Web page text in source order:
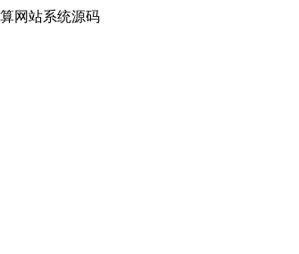
网站系统源码